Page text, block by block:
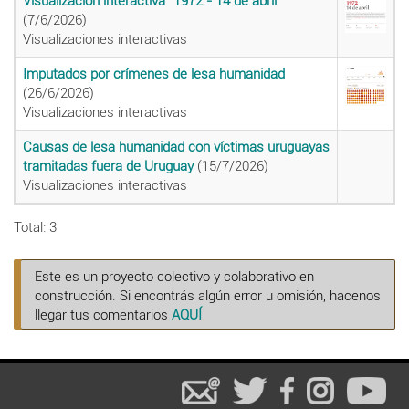
(7/6/2026)
Visualizaciones interactivas
Imputados por crímenes de lesa humanidad
(26/6/2026)
Visualizaciones interactivas
Causas de lesa humanidad con víctimas uruguayas
tramitadas fuera de Uruguay(15/7/2026)
Visualizaciones interactivas
Total: 3
Este es un proyecto colectivo y colaborativo en
construcción. Si encontrás algún error u omisión, hacenos
llegar tus comentarios AQUÍ